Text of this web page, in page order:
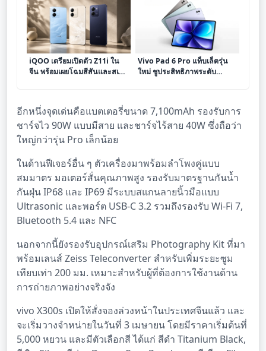
iQOO เตรียมเปิดตัว Z11i ใน
จีน พร้อมเผยโฉมสีสันและสเปก
Vivo Pad 6 Pro แท็บเล็ตรุ่น
ใหม่ ชูประสิทธิภาพระดับ
อีกหนึ่งจุดเด่นคือแบตเตอรี่ขนาด 7,100mAh รองรับการ
ชาร์จไว 90W แบบมีสาย และชาร์จไร้สาย 40W ซึ่งถือว่า
ใหญ่กว่ารุ่น Pro เล็กน้อย
ในด้านฟีเจอร์อื่น ๆ ตัวเครื่องมาพร้อมลำโพงคู่แบบ
สมมาตร มอเตอร์สั่นคุณภาพสูง รองรับมาตรฐานกันน้ำ
กันฝุ่น IP68 และ IP69 มีระบบสแกนลายนิ้วมือแบบ
Ultrasonic และพอร์ต USB-C 3.2 รวมถึงรองรับ Wi-Fi 7,
Bluetooth 5.4 และ NFC
นอกจากนี้ยังรองรับอุปกรณ์เสริม Photography Kit ที่มา
พร้อมเลนส์ Zeiss Teleconverter สำหรับเพิ่มระยะซูม
เทียบเท่า 200 มม. เหมาะสำหรับผู้ที่ต้องการใช้งานด้าน
การถ่ายภาพอย่างจริงจัง
vivo X300s เปิดให้สั่งจองล่วงหน้าในประเทศจีนแล้ว และ
จะเริ่มวางจำหน่ายในวันที่ 3 เมษายน โดยมีราคาเริ่มต้นที่
5,000 หยวน และมีตัวเลือกสี ได้แก่ สีดำ Titanium Black,